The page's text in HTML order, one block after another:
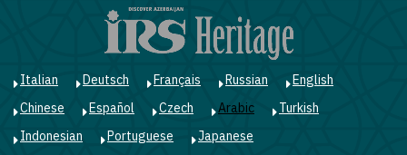
English
Russian
Français
Deutsch
Italian
Turkish
Arabic
Czech
Español
Chinese
Japanese
Portuguese
Indonesian